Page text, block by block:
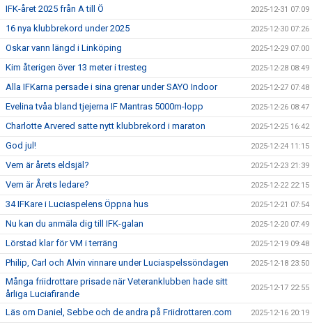
IFK-året 2025 från A till Ö 2025-12-31 07:09
16 nya klubbrekord under 2025 2025-12-30 07:26
Oskar vann längd i Linköping 2025-12-29 07:00
Kim återigen över 13 meter i tresteg 2025-12-28 08:49
Alla IFKarna persade i sina grenar under SAYO Indoor 2025-12-27 07:48
Evelina tvåa bland tjejerna IF Mantras 5000m-lopp 2025-12-26 08:47
Charlotte Arvered satte nytt klubbrekord i maraton 2025-12-25 16:42
God jul! 2025-12-24 11:15
Vem är årets eldsjäl? 2025-12-23 21:39
Vem är Årets ledare? 2025-12-22 22:15
34 IFKare i Luciaspelens Öppna hus 2025-12-21 07:54
Nu kan du anmäla dig till IFK-galan 2025-12-20 07:49
Lörstad klar för VM i terräng 2025-12-19 09:48
Philip, Carl och Alvin vinnare under Luciaspelssöndagen 2025-12-18 23:50
Många friidrottare prisade när Veteranklubben hade sitt
årliga Luciafirande
2025-12-17 22:55
Läs om Daniel, Sebbe och de andra på Friidrottaren.com 2025-12-16 20:19